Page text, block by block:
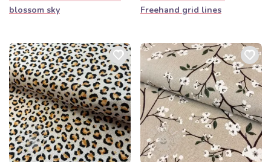
blossom sky
Freehand grid lines